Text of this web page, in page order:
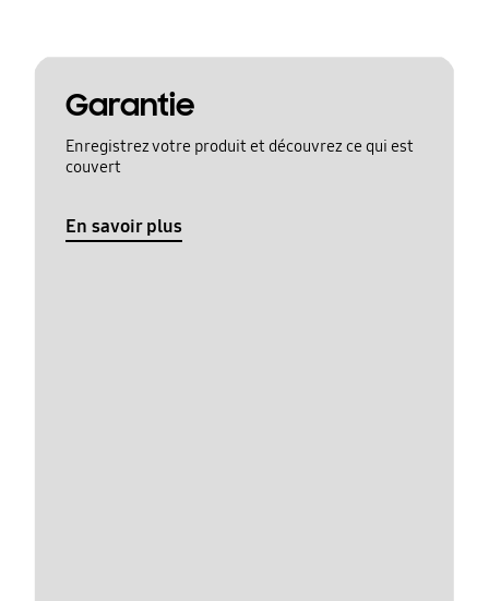
Garantie
Enregistrez votre produit et découvrez ce qui est
couvert
En savoir plus